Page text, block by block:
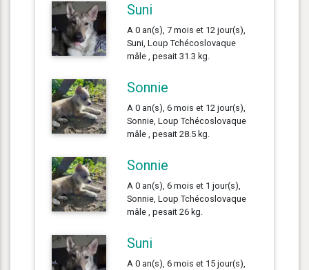
Suni
A 0 an(s), 7 mois et 12 jour(s),
Suni, Loup Tchécoslovaque
mâle , pesait 31.3 kg.
Sonnie
A 0 an(s), 6 mois et 12 jour(s),
Sonnie, Loup Tchécoslovaque
mâle , pesait 28.5 kg.
Sonnie
A 0 an(s), 6 mois et 1 jour(s),
Sonnie, Loup Tchécoslovaque
mâle , pesait 26 kg.
Suni
A 0 an(s), 6 mois et 15 jour(s),